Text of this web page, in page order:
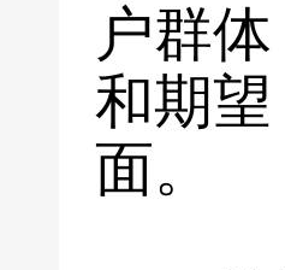
户群
和期
面。